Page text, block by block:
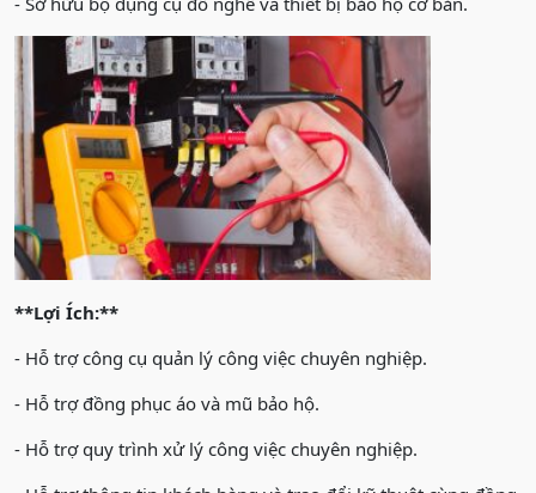
**Lợi Ích:**
- Hỗ trợ công cụ quản lý công việc chuyên nghiệp.
- Hỗ trợ đồng phục áo và mũ bảo hộ.
- Hỗ trợ quy trình xử lý công việc chuyên nghiệp.